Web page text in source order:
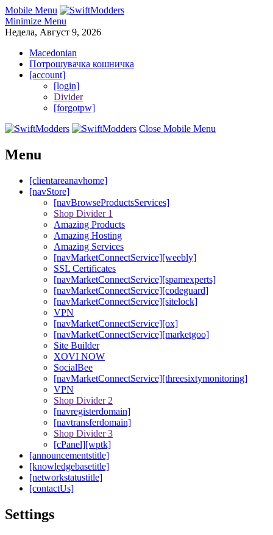
Mobile Menu
Minimize Menu
Недела, Август 9, 2026
Macedonian
Потрошувачка кошничка
[account]
[login]
Divider
[forgotpw]
Close Mobile Menu
Menu
[clientareanavhome]
[navStore]
[navBrowseProductsServices]
Shop Divider 1
Amazing Products
Amazing Hosting
Amazing Services
[navMarketConnectService][weebly]
SSL Certificates
[navMarketConnectService][spamexperts]
[navMarketConnectService][codeguard]
[navMarketConnectService][sitelock]
VPN
[navMarketConnectService][ox]
[navMarketConnectService][marketgoo]
Site Builder
XOVI NOW
SocialBee
[navMarketConnectService][threesixtymonitoring]
VPN
Shop Divider 2
[navregisterdomain]
[navtransferdomain]
Shop Divider 3
[cPanel][wptk]
[announcementstitle]
[knowledgebasetitle]
[networkstatustitle]
[contactUs]
Settings